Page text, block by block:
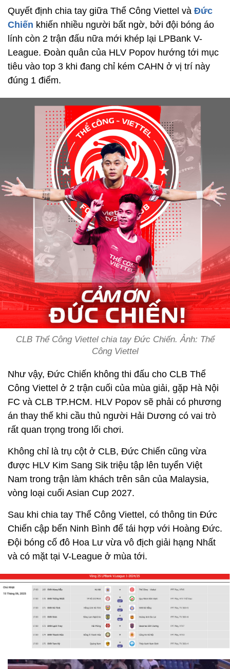
Quyết định chia tay giữa Thể Công Viettel và Đức
Chiến khiến nhiều người bất ngờ, bởi đội bóng áo
lính còn 2 trận đấu nữa mới khép lại LPBank V-
League. Đoàn quân của HLV Popov hướng tới mục
tiêu vào top 3 khi đang chỉ kém CAHN ở vị trí này
đúng 1 điểm.
CLB Thể Công Viettel chia tay Đức Chiến. Ảnh: Thể
Công Viettel
Như vậy, Đức Chiến không thi đấu cho CLB Thể
Công Viettel ở 2 trận cuối của mùa giải, gặp Hà Nội
FC và CLB TP.HCM. HLV Popov sẽ phải có phương
án thay thế khi cầu thủ người Hải Dương có vai trò
rất quan trọng trong lối chơi.
Không chỉ là trụ cột ở CLB, Đức Chiến cũng vừa
được HLV Kim Sang Sik triệu tập lên tuyển Việt
Nam trong trận làm khách trên sân của Malaysia,
vòng loại cuối Asian Cup 2027.
Sau khi chia tay Thể Công Viettel, có thông tin Đức
Chiến cập bến Ninh Bình để tái hợp với Hoàng Đức.
Đội bóng cố đô Hoa Lư vừa vô địch giải hạng Nhất
và có mặt tại V-League ở mùa tới.